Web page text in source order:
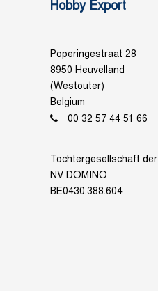
Hobby Export
Poperingestraat 28
8950 Heuvelland
(Westouter)
Belgium
00 32 57 44 51 66
Tochtergesellschaft der
NV DOMINO
BE0430.388.604